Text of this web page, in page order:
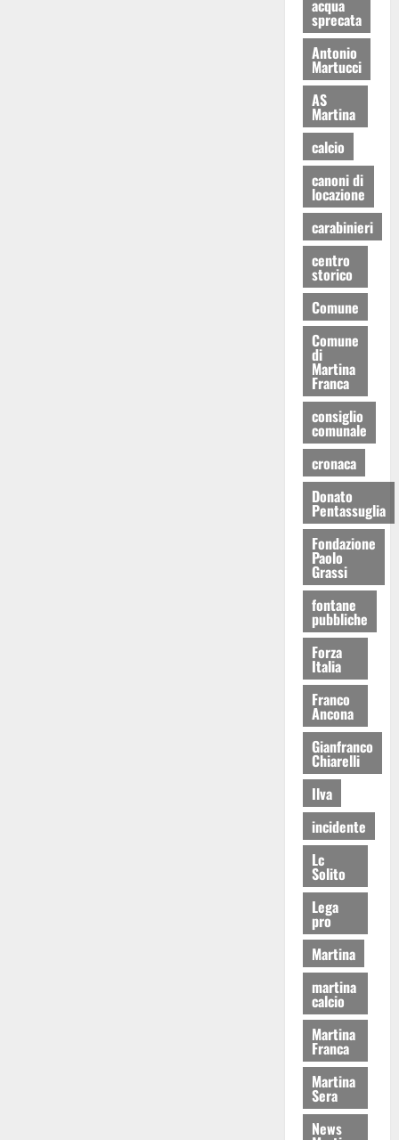
acqua
sprecata
Antonio
Martucci
AS
Martina
calcio
canoni di
locazione
carabinieri
centro
storico
Comune
Comune
di
Martina
Franca
consiglio
comunale
cronaca
Donato
Pentassuglia
Fondazione
Paolo
Grassi
fontane
pubbliche
Forza
Italia
Franco
Ancona
Gianfranco
Chiarelli
Ilva
incidente
Lc
Solito
Lega
pro
Martina
martina
calcio
Martina
Franca
Martina
Sera
News